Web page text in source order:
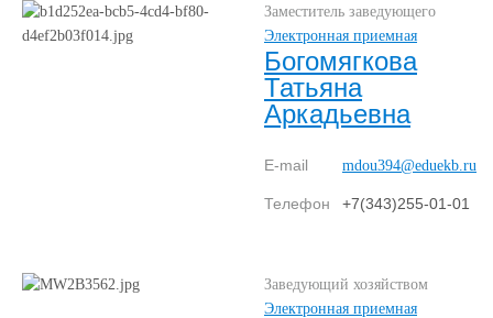
Заместитель заведующего
Электронная приемная
Богомягкова
Татьяна
Аркадьевна
E-mail mdou394@eduekb.ru
Телефон +7(343)255-01-01
Заведующий хозяйством
Электронная приемная